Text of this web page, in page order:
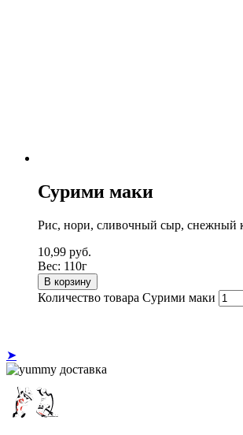
Сурими маки
Рис, нори, сливочный сыр, снежный
10,99 руб.
Вес: 110г
В корзину
Количество товара Сурими маки
➤